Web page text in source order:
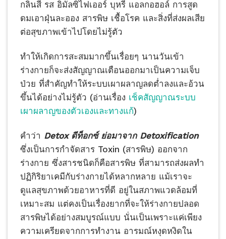
กลิ่นสี รส อิมัลซิไฟเออร์ บุหรี่ แอลกอฮอล์ การสูด
ดมเอาฝุ่นละออง สารพิษ เชื้อโรค และสิ่งที่ส่งผลเสีย
ต่อสุขภาพเข้าไปโดยไม่รู้ตัว
ทำให้เกิดการสะสมมากขึ้นเรื่อยๆ นานวันเข้า
ร่างกายก็จะส่งสัญญาณเตือนออกมาเป็นความเจ็บ
ป่วย ที่สำคัญทำให้ระบบเผาผลาญลดต่ำลงและอ้วน
ขึ้นได้อย่างไม่รู้ตัว (อ่านเรื่อง เช็คสัญญาณระบบ
เผาผลาญของตัวเองและทางแก้)
คำว่า Detox ดีท็อกซ์ ย่อมาจาก Detoxification
ซึ่งเป็นการกำจัดสาร Toxin (สารพิษ) ออกจาก
ร่างกาย ซึ่งสารชนิดก็คือสารพิษ ที่สามารถส่งผลทำ
ปฏิกิริยาเคมีกับร่างกายได้หลากหลาย แม้เราจะ
ดูแลสุขภาพด้วยอาหารที่ดี อยู่ในสภาพแวดล้อมที่
เหมาะสม แต่คงเป็นเรื่องยากที่จะให้ร่างกายปลอด
สารพิษได้อย่างสมบูรณ์แบบ นั่นเป็นเพราะแค่เพียง
ความเครียดจากการทำงาน อารมณ์หงุดหงิดใน